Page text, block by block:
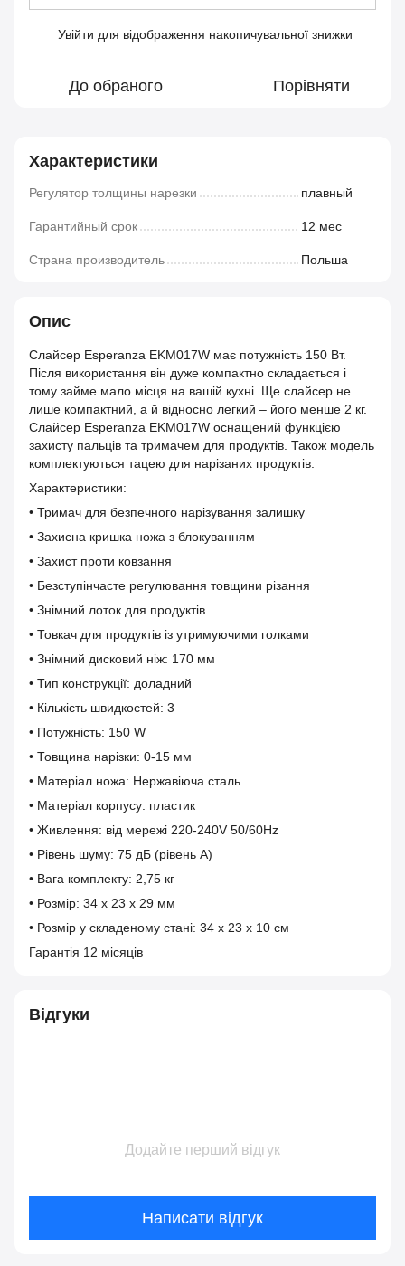
Увійти для відображення накопичувальної знижки
До обраного Порівняти
Характеристики
Регулятор толщины нарезки плавный
Гарантийный срок 12 мес
Страна производитель Польша
Опис
Слайсер Esperanza EKM017W має потужність 150 Вт.
Після використання він дуже компактно складається і
тому займе мало місця на вашій кухні. Ще слайсер не
лише компактний, а й відносно легкий – його менше 2 кг.
Слайсер Esperanza EKM017W оснащений функцією
захисту пальців та тримачем для продуктів. Також модель
комплектуються тацею для нарізаних продуктів.
Характеристики:
• Тримач для безпечного нарізування залишку
• Захисна кришка ножа з блокуванням
• Захист проти ковзання
• Безступінчасте регулювання товщини різання
• Знімний лоток для продуктів
• Товкач для продуктів із утримуючими голками
• Знімний дисковий ніж: 170 мм
• Тип конструкції: доладний
• Кількість швидкостей: 3
• Потужність: 150 W
• Товщина нарізки: 0-15 мм
• Матеріал ножа: Нержавіюча сталь
• Матеріал корпусу: пластик
• Живлення: від мережі 220-240V 50/60Hz
• Рівень шуму: 75 дБ (рівень A)
• Вага комплекту: 2,75 кг
• Розмір: 34 x 23 x 29 мм
• Розмір у складеному стані: 34 x 23 x 10 см
Гарантія 12 місяців
Відгуки
Додайте перший відгук
Написати відгук